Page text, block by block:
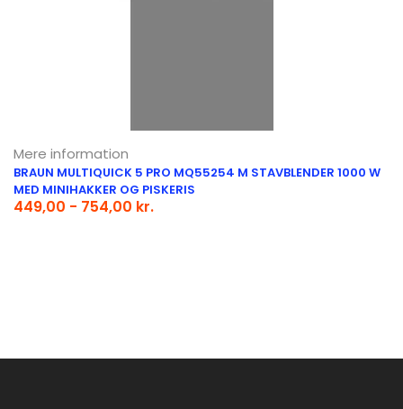
Mere information
BRAUN MULTIQUICK 5 PRO MQ55254 M STAVBLENDER 1000 W
MED MINIHAKKER OG PISKERIS
449,00 - 754,00 kr.